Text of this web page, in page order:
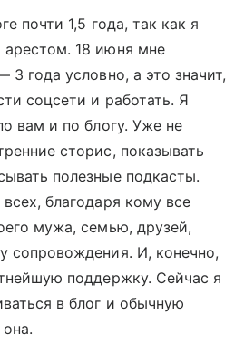
почти 1,5 года, так как я
18 июня мне
3 года условно, а это значит,
соцсети и работать. Я
вам и по блогу. Уже не
сторис, показывать
полезные подкасты.
благодаря кому все
мужа, семью, друзей,
сопровождения. И, конечно,
поддержку. Сейчас я
в блог и обычную